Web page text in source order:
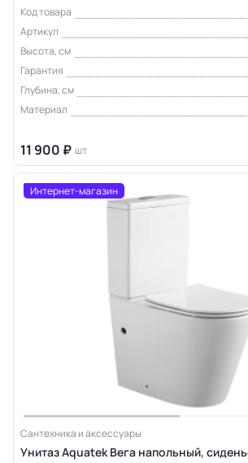
Код товара
Артикул
Высота, см
Гарантия
Глубина, см
Материал
11 900 ₽ шт
Интернет-магазин
Сантехника и аксессуары
Унитаз Aquatek Вега напольный,